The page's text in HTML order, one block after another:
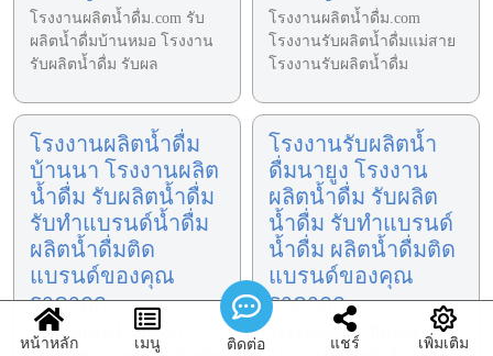
โรงงานผลิตน้ำดื่ม.com รับ
ผลิตน้ำดื่มบ้านหมอ โรงงาน
รับผลิตน้ำดื่ม รับผล
โรงงานผลิตน้ำดื่ม.com
โรงงานรับผลิตน้ำดื่มแม่สาย
โรงงานรับผลิตน้ำดื่ม
โรงงานผลิตน้ำดื่ม
บ้านนา โรงงานผลิต
น้ำดื่ม รับผลิตน้ำดื่ม
รับทำแบรนด์น้ำดื่ม
ผลิตน้ำดื่มติด
แบรนด์ของคุณ
ราคาถูก
โรงงานผลิตน้ำดื่ม.com
โรงงานรับผลิตน้ำ
ดื่มนายูง โรงงาน
ผลิตน้ำดื่ม รับผลิต
น้ำดื่ม รับทำแบรนด์
น้ำดื่ม ผลิตน้ำดื่มติด
แบรนด์ของคุณ
ราคาถูก
โรงงานผลิตน้ำดื่ม.com
หน้าหลัก เมนู ติดต่อ แชร์ เพิ่มเติม